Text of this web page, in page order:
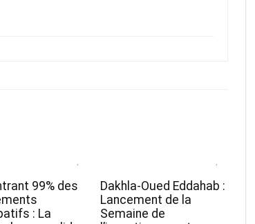
99% des
: La
Dakhla-Oued Eddahab :
Lancement de la
Semaine de